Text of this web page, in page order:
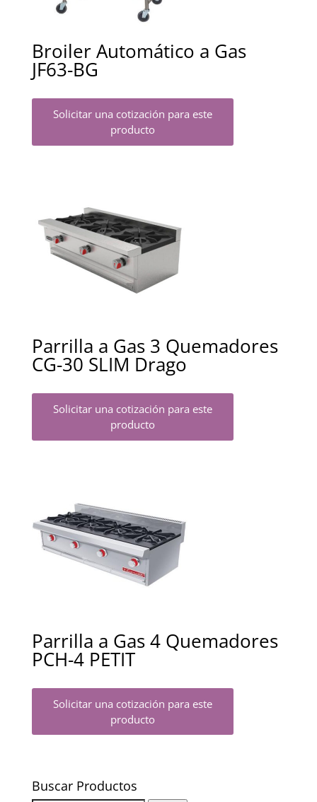
Broiler Automático a Gas
JF63-BG
Solicitar una cotización para este
producto
Parrilla a Gas 3 Quemadores
CG-30 SLIM Drago
Solicitar una cotización para este
producto
Parrilla a Gas 4 Quemadores
PCH-4 PETIT
Solicitar una cotización para este
producto
Buscar Productos